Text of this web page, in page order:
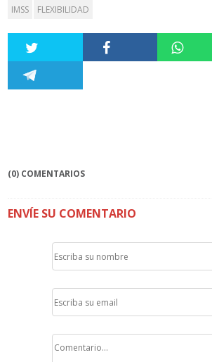
IMSS
FLEXIBILIDAD
(0) COMENTARIOS
ENVÍE SU COMENTARIO